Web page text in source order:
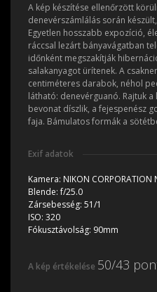
A kép készítése ellenőrzött
denevérszámlálás során
Egyetlen hosszabb expozíció,
ráccsal lezárt bányavágatban
időnként megszakítják
salakanyagot ürítenek. A
centiméteres darabok, néhol
látható: denevérguanó. Rajtuk
bevonat díszlik, a fejespenész
faja. Bámulatos formák a
Exif adatok
Kamera: NIKON CORPORATION
Blende:f/25.0
Zársebesség: 51/1
ISO: 320
Fókusztávolság: 90mm
A kép értékelése 50/43